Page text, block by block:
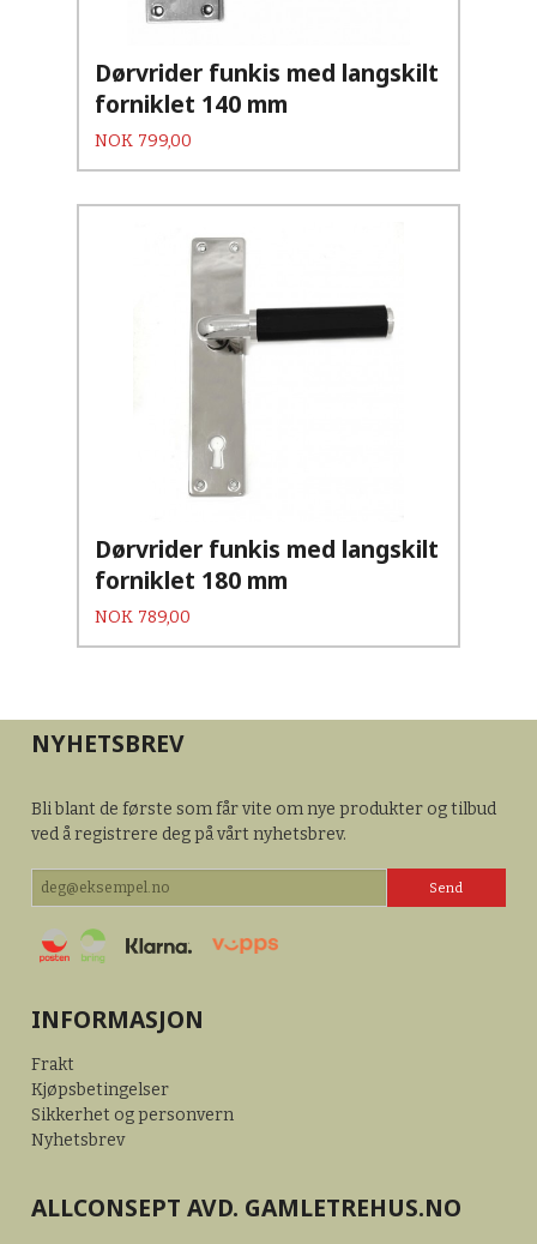
Dørvrider funkis med langskilt
forniklet 140 mm
Pris
NOK 799,00
Dørvrider funkis med langskilt
forniklet 180 mm
Pris
NOK 789,00
NYHETSBREV
Bli blant de første som får vite om nye produkter og tilbud
ved å registrere deg på vårt nyhetsbrev.
INFORMASJON
Frakt
Kjøpsbetingelser
Sikkerhet og personvern
Nyhetsbrev
ALLCONSEPT AVD. GAMLETREHUS.NO